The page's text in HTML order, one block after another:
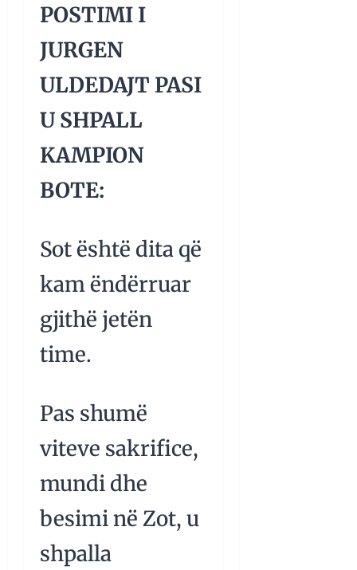
POSTIMI I
JURGEN
ULDEDAJT PASI
U SHPALL
KAMPION
BOTE:
Sot është dita që
kam ëndërruar
gjithë jetën
time.
Pas shumë
viteve sakrifice,
mundi dhe
besimi në Zot, u
shpalla